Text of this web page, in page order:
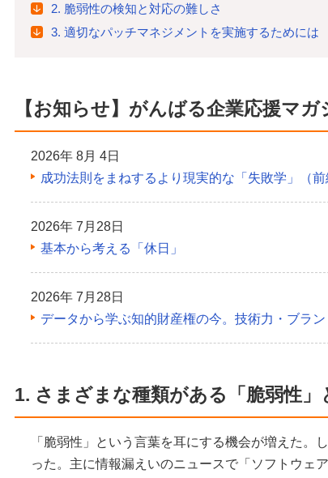
2. 脆弱性の検知と対応の難しさ
3. 適切なパッチマネジメントを実施するためには
【お知らせ】がんばる企業応援マ
2026年 8月 4日
成功法則をまねするより現実的な「失敗学」（前
2026年 7月28日
基本から考える「休日」
2026年 7月28日
データから学ぶ知的財産権の今。技術力・ブラ
1. さまざまな種類がある「脆弱性」
「脆弱性」という言葉を耳にする機会が増えた。
った。主に情報漏えいのニュースで「ソフトウェ